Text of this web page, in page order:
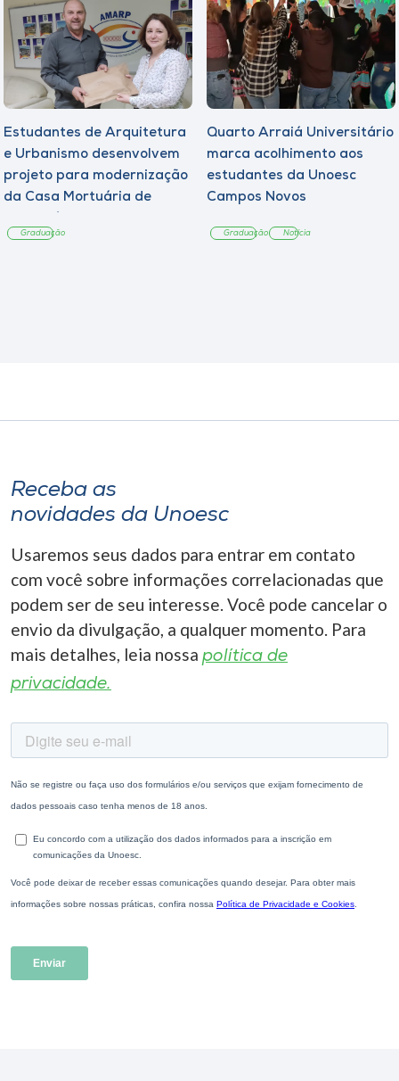
Estudantes de Arquitetura
e Urbanismo desenvolvem
projeto para modernização
da Casa Mortuária de
Graduação
Quarto Arraiá Universitário
marca acolhimento aos
estudantes da Unoesc
Campos Novos
Graduação Notícia
Receba as
novidades da Unoesc
Usaremos seus dados para entrar em contato
com você sobre informações correlacionadas que
podem ser de seu interesse. Você pode cancelar o
envio da divulgação, a qualquer momento. Para
mais detalhes, leia nossa política de
privacidade.